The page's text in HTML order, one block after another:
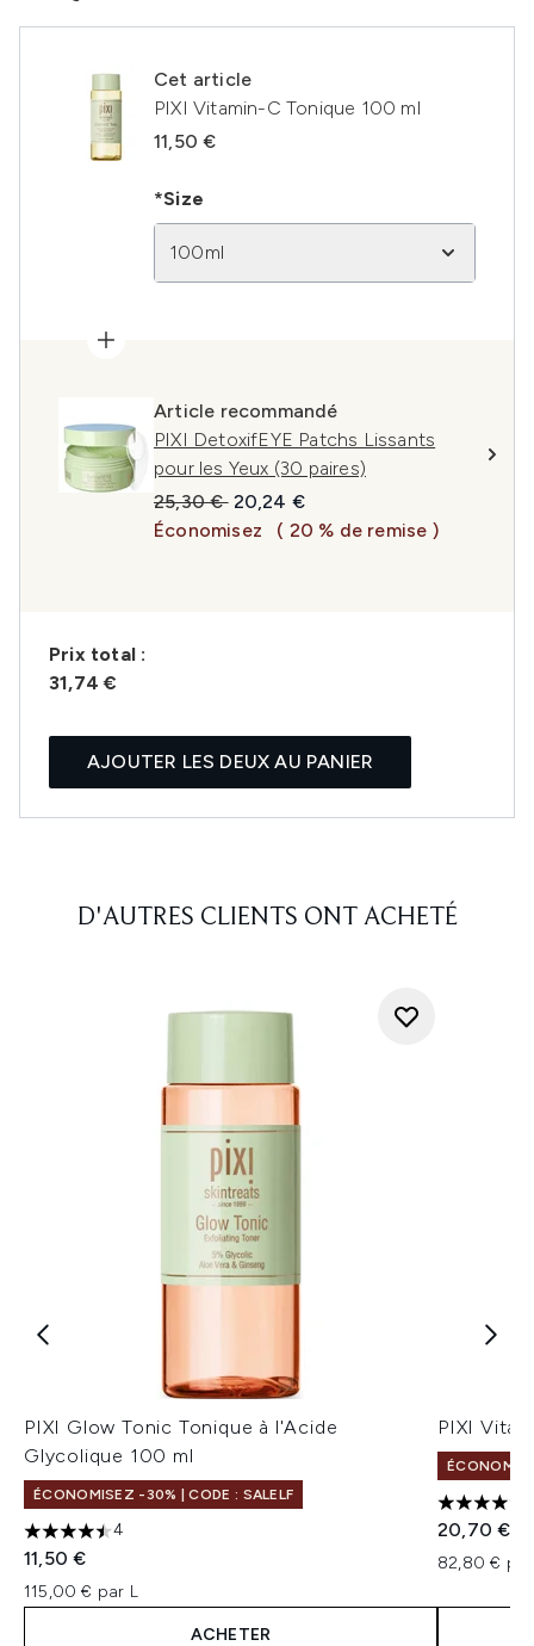
Cet article
PIXI Vitamin-C Tonique 100 ml
11,50 €
*Size
100ml
Article recommandé
PIXI DetoxifEYE Patchs Lissants
pour les Yeux (30 paires)
Prix de vente :
25,30 € Prix ​​actuel :
20,24 €
Économisez
( 20 % de remise )
Prix ​​total :
31,74 €
AJOUTER LES DEUX AU PANIER
D'AUTRES CLIENTS ONT ACHETÉ
PIXI Glow Tonic Tonique à l'Acide
Glycolique 100 ml
ÉCONOMISEZ -30% | CODE : SALELF
4.5 étoiles sur un maximum de 5
4
11,50 €
115,00 € par L
ACHETER
PIXI
5 étoiles
20,70 €
82,80 €